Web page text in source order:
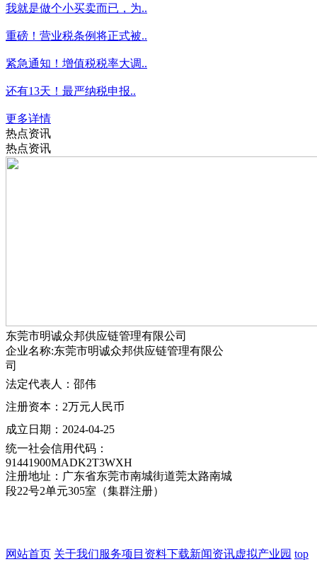
我就是做个小买卖而已，为..
重磅！营业税条例将正式被..
紧急通知！增值税税率大调..
还有13天！最严纳税申报..
更多详情
热点资讯
热点资讯
东莞市明诚众邦供应链管理有限公司
企业名称:东莞市明诚众邦供应链管理有限公
司
法定代表人：邵伟
注册资本：2万元人民币
成立日期：2024-04-25
统一社会信用代码：
91441900MADK2T3WXH
注册地址：广东省东莞市南城街道莞太路南城
段22号2单元305室（集群注册）
网站首页 关于我们服务项目 资料下载新闻资讯虚拟产业园 top